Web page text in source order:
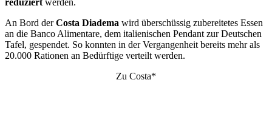
reduziert werden.
An Bord derCosta Diadema wird überschüssig zubereitetes Essen
an die Banco Alimentare, dem italienischen Pendant zur Deutschen
Tafel, gespendet. So konnten in der Vergangenheit bereits mehr als
20.000 Rationen an Bedürftige verteilt werden.
Zu Costa*